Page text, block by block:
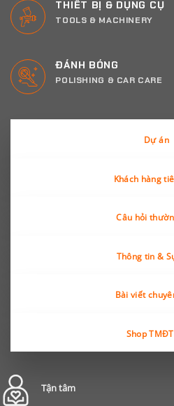
THIẾT BỊ & DỤNG CỤ
TOOLS & MACHINERY
ĐÁNH BÓNG
POLISHING & CAR CARE
Dự án
Khách hàng
Câu hỏi
Thông tin &
Bài viết
Shop TMĐT
Tận tâm